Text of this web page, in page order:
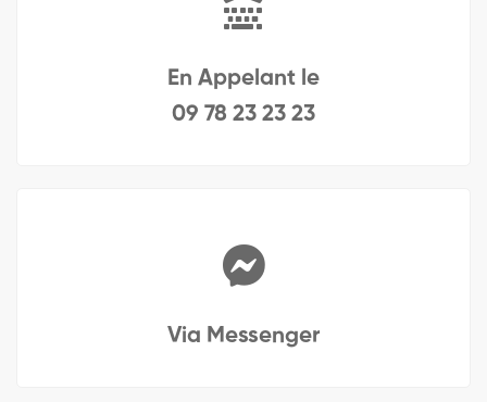
En Appelant le
09 78 23 23 23
Via Messenger